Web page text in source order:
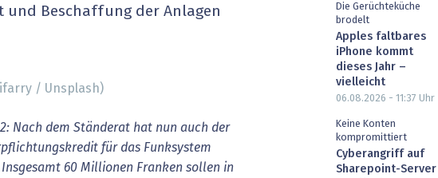
Digital Banking Professional AV & Digital Signage
und Beschaffung der Anlagen
/ Unsplash)
Nach dem Ständerat hat nun auch der
für das Funksystem
60 Millionen Franken sollen in
Die Gerüchteküche
brodelt
Apples faltbares
iPhone kommt
dieses Jahr –
vielleicht
06.08.2026 - 11:37 Uhr
Keine Konten
kompromittiert
Cyberangriff auf
Sharepoint-Server